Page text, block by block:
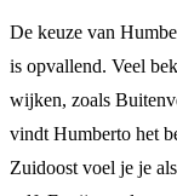
De keuze van
is opvallend. Veel
wijken, zoals
vindt Humberto het
Zuidoost voel je je